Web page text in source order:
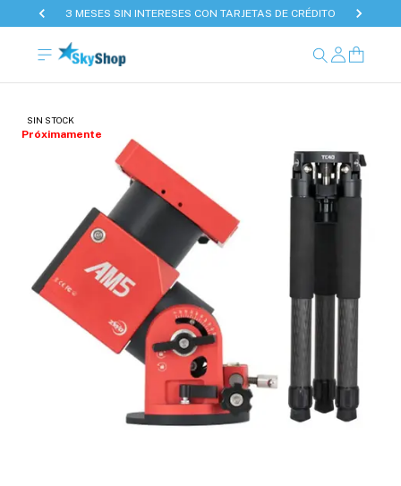
3 MESES SIN INTERESES CON TARJETAS DE CRÉDITO
SIN STOCK
Próximamente